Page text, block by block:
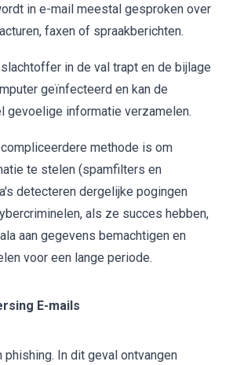
in e-mail meestal gesproken over
faxen of spraakberichten.
in de val trapt en de bijlage
geïnfecteerd en kan de
gevoelige informatie verzamelen.
methode is om
te stelen (spamfilters en
detecteren dergelijke pogingen
als ze succes hebben,
aan gegevens bemachtigen en
voor een lange periode.
E-mails
phishing. In dit geval ontvangen